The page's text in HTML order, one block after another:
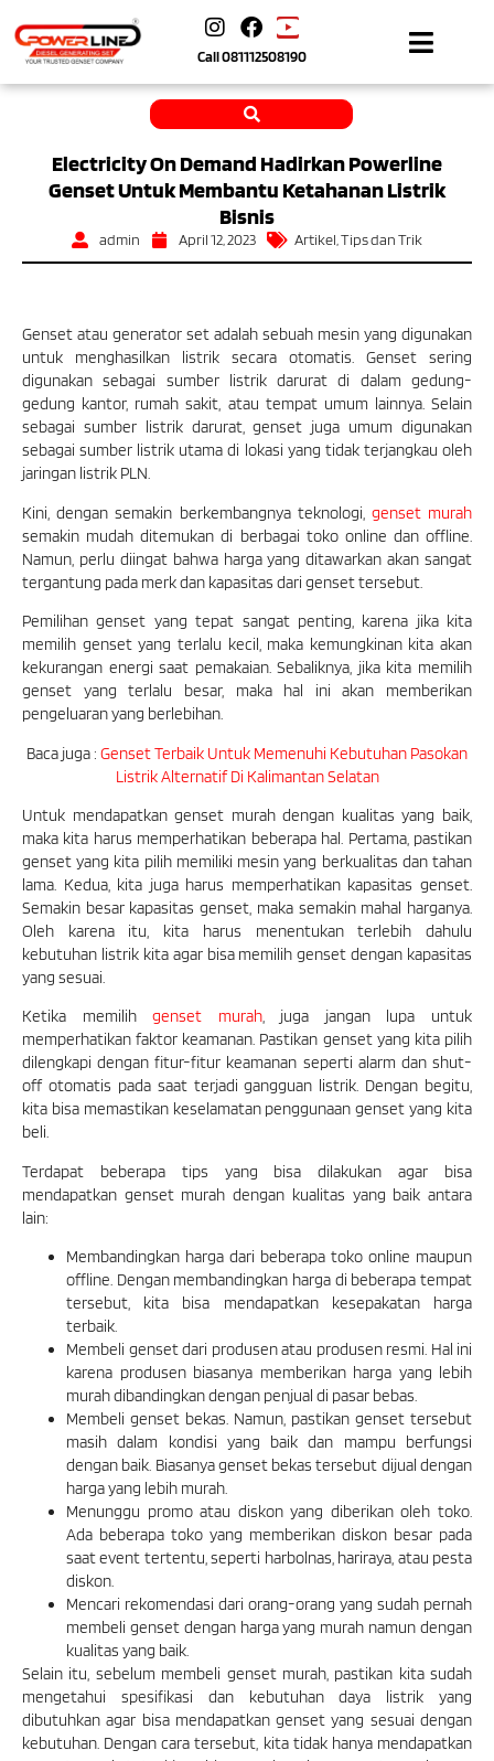
Call081112508190
Electricity On Demand Hadirkan Powerline
Genset Untuk Membantu Ketahanan Listrik
Bisnis
admin April 12, 2023 Artikel Tips dan Trik
Genset atau generator set adalah sebuah mesin yang digunakan
untuk menghasilkan listrik secara otomatis. Genset sering
digunakan sebagai sumber listrik darurat di dalam gedung-
gedung kantor, rumah sakit, atau tempat umum lainnya. Selain
sebagai sumber listrik darurat, genset juga umum digunakan
sebagai sumber listrik utama di lokasi yang tidak terjangkau oleh
jaringan listrik PLN.
Kini, dengan semakin berkembangnya teknologi, genset murah
semakin mudah ditemukan di berbagai toko online dan offline.
Namun, perlu diingat bahwa harga yang ditawarkan akan sangat
tergantung pada merk dan kapasitas dari genset tersebut.
Pemilihan genset yang tepat sangat penting, karena jika kita
memilih genset yang terlalu kecil, maka kemungkinan kita akan
kekurangan energi saat pemakaian. Sebaliknya, jika kita memilih
genset yang terlalu besar, maka hal ini akan memberikan
pengeluaran yang berlebihan.
Baca juga : Genset Terbaik Untuk Memenuhi Kebutuhan Pasokan
Listrik Alternatif Di Kalimantan Selatan
Untuk mendapatkan genset murah dengan kualitas yang baik,
maka kita harus memperhatikan beberapa hal. Pertama, pastikan
genset yang kita pilih memiliki mesin yang berkualitas dan tahan
lama. Kedua, kita juga harus memperhatikan kapasitas genset.
Semakin besar kapasitas genset, maka semakin mahal harganya.
Oleh karena itu, kita harus menentukan terlebih dahulu
kebutuhan listrik kita agar bisa memilih genset dengan kapasitas
yang sesuai.
Ketika memilihgenset murah, juga jangan lupa untuk
memperhatikan faktor keamanan. Pastikan genset yang kita pilih
dilengkapi dengan fitur-fitur keamanan seperti alarm dan shut-
off otomatis pada saat terjadi gangguan listrik. Dengan begitu,
kita bisa memastikan keselamatan penggunaan genset yang kita
beli.
Terdapat beberapa tips yang bisa dilakukan agar bisa
mendapatkan genset murah dengan kualitas yang baik antara
lain:
Membandingkan harga dari beberapa toko online maupun
offline. Dengan membandingkan harga di beberapa tempat
tersebut, kita bisa mendapatkan kesepakatan harga
terbaik.
Membeli genset dari produsen atau produsen resmi. Hal ini
karena produsen biasanya memberikan harga yang lebih
murah dibandingkan dengan penjual di pasar bebas.
Membeli genset bekas. Namun, pastikan genset tersebut
masih dalam kondisi yang baik dan mampu berfungsi
dengan baik. Biasanya genset bekas tersebut dijual dengan
harga yang lebih murah.
Menunggu promo atau diskon yang diberikan oleh toko.
Ada beberapa toko yang memberikan diskon besar pada
saat event tertentu, seperti harbolnas, hariraya, atau pesta
diskon.
Mencari rekomendasi dari orang-orang yang sudah pernah
membeli genset dengan harga yang murah namun dengan
kualitas yang baik.
Selain itu, sebelum membeli genset murah, pastikan kita sudah
mengetahui spesifikasi dan kebutuhan daya listrik yang
dibutuhkan agar bisa mendapatkan genset yang sesuai dengan
kebutuhan. Dengan cara tersebut, kita tidak hanya mendapatkan